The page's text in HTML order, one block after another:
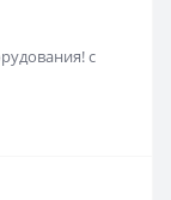
с